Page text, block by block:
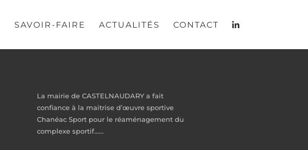
SAVOIR-FAIRE ACTUALITÉS CONTACT
La mairie de CASTELNAUDARY a fait
confiance à la maitrise d’œuvre sportive
Chanéac Sport pour le réaménagement du
complexe sportif…...